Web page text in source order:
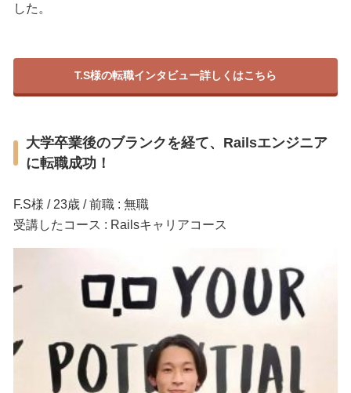
した。
T.S様の転職インタビュー詳しくはこちら
大学卒業後のブランクを経て、Railsエンジニア
に転職成功！
F.S様 / 23歳 / 前職 : 無職
受講したコース : Railsキャリアコース